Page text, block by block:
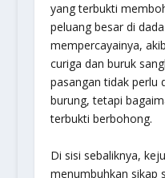
yang terbukti
peluang besar di
mempercayainya,
curiga dan buruk
pasangan tidak perlu
burung, tetapi
terbukti berbohong.
Di sisi sebaliknya,
menumbuhkan sikap